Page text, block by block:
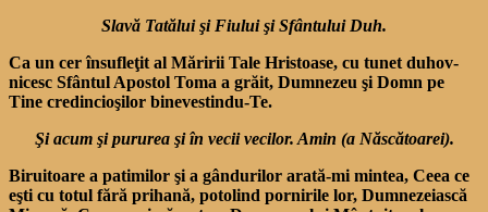
Slavă Tatălui şi Fiului şi Sfântului Duh.
Ca un cer însufleţit al Măririi Tale Hristoase, cu tunet duhov­
nicesc Sfântul Apostol Toma a grăit, Dumnezeu şi Domn pe
Tine credincioşilor binevestindu-Te.
Şi acum şi pururea şi în vecii vecilor. Amin (a Născătoarei).
Biruitoare a patimilor şi a gândurilor arată-mi mintea, Ceea ce
eşti cu totul fără priha­nă, potolind pornirile lor, Dum­nezeiască